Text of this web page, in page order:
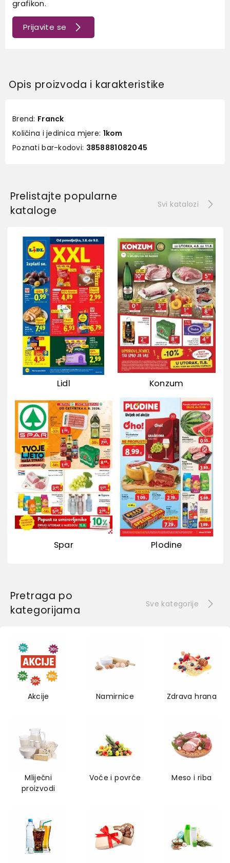
grafikon.
Prijavite se
Opis proizvoda i karakteristike
Brend: Franck
Količina i jedinica mjere: 1kom
Poznati bar-kodovi: 3858881082045
Prelistajte popularne
kataloge
Svi katalozi
Lidl Konzum
Spar Plodine
Pretraga po
kategorijama
Sve kategorije
Akcije Namirnice Zdrava hrana
Mliječni
proizvodi
Voće i povrće Meso i riba